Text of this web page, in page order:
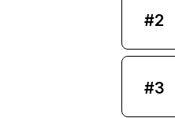
#2
#3